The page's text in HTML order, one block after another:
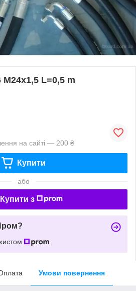
М24х1,5 L=0,5 m
на сайті — 200 ₴
Купити
або
Купити з
Умови повернення